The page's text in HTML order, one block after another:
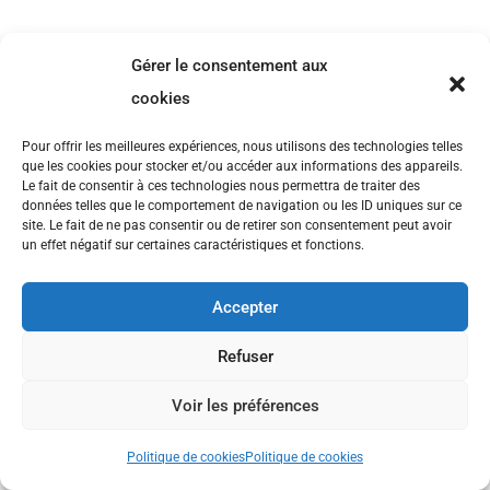
Gérer le consentement aux
cookies
Pour offrir les meilleures expériences, nous utilisons des technologies telles
que les cookies pour stocker et/ou accéder aux informations des appareils.
Le fait de consentir à ces technologies nous permettra de traiter des
données telles que le comportement de navigation ou les ID uniques sur ce
site. Le fait de ne pas consentir ou de retirer son consentement peut avoir
un effet négatif sur certaines caractéristiques et fonctions.
Accepter
Refuser
Voir les préférences
Politique de cookiesPolitique de cookies